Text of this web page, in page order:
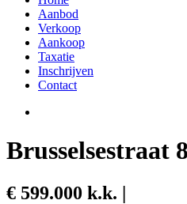
Aanbod
Verkoop
Aankoop
Taxatie
Inschrijven
Contact
Brusselsestraat
€ 599.000 k.k. |